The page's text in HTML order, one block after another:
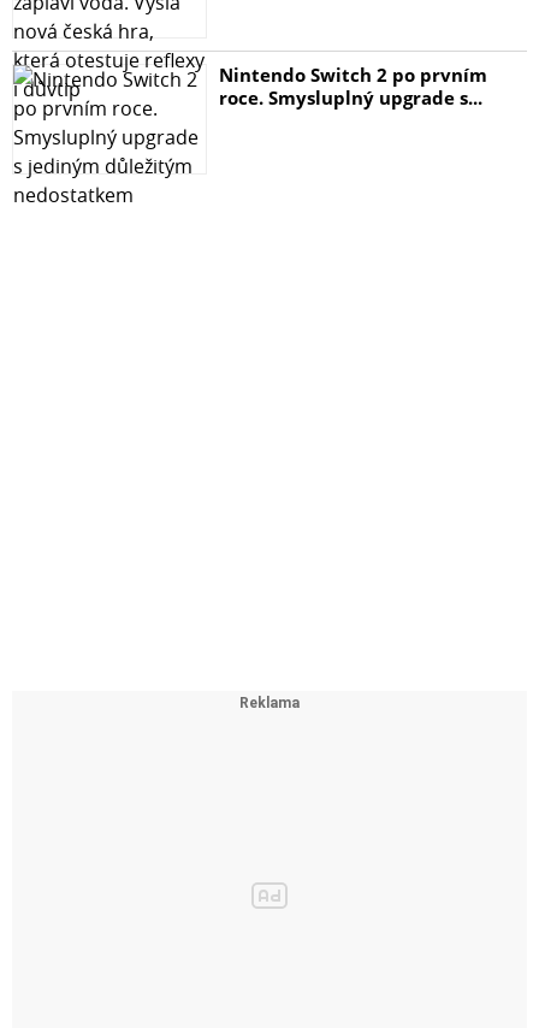
Nintendo Switch 2 po prvním
roce. Smysluplný upgrade s...